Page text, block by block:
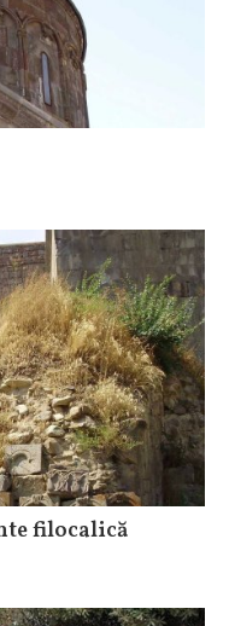
filocalică